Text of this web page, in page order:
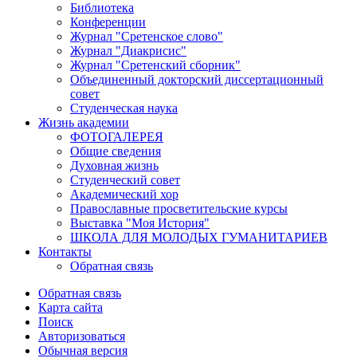
Библиотека
Конференции
Журнал "Сретенское слово"
Журнал "Диакрисис"
Журнал "Сретенский сборник"
Объединенный докторский диссертационный
совет
Студенческая наука
Жизнь академии
ФОТОГАЛЕРЕЯ
Общие сведения
Духовная жизнь
Студенческий совет
Академический хор
Православные просветительские курсы
Выставка "Моя История"
ШКОЛА ДЛЯ МОЛОДЫХ ГУМАНИТАРИЕВ
Контакты
Обратная связь
Обратная связь
Карта сайта
Поиск
Авторизоваться
Обычная версия